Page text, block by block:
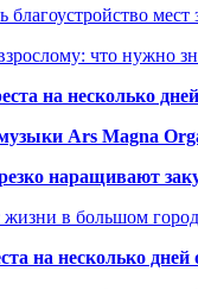
благоустройство
что нужно
на несколько
Ars Magna
наращивают
жизни в большом
на несколько дней